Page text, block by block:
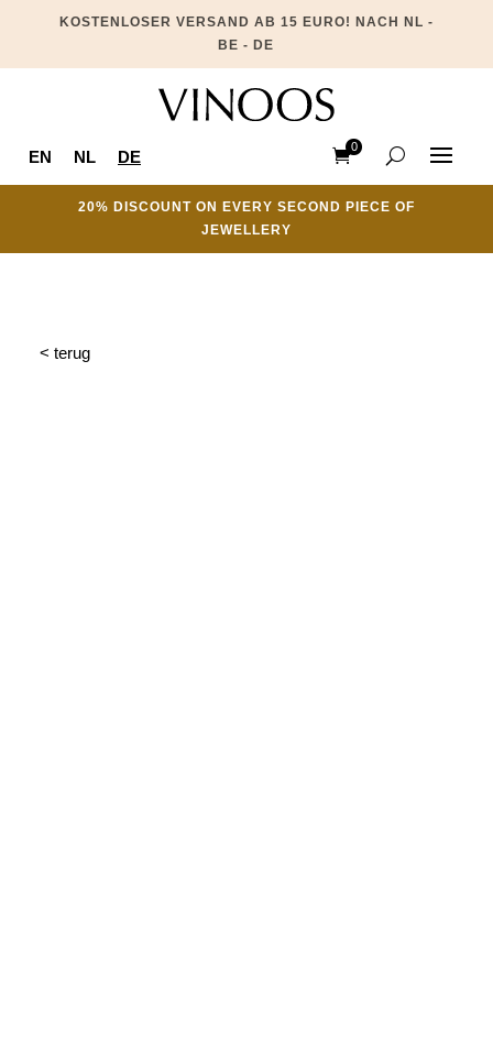
KOSTENLOSER VERSAND AB 15 EURO! NACH NL -
BE - DE
EN NL DE
0
Ite
20% DISCOUNT ON EVERY SECOND PIECE OF
JEWELLERY
< terug